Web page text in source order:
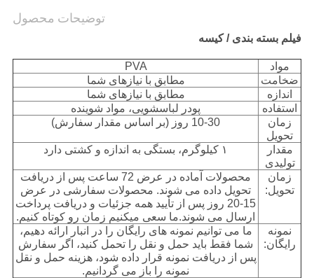
توضیحات محصول
فیلم بسته بندی / کیسه
مواد
PVA
ضخامت
مطابق با نیازهای شما
اندازه
مطابق با نیازهای شما
استفاده
پودر لباسشویی، مواد شوینده
زمان
تحویل
10-30 روز (بر اساس مقدار سفارش)
مقدار
تولیدی
۱ کیلوگرم، بستگی به اندازه و کشتی دارد
زمان
تحویل:
محصولات آماده در عرض 72 ساعت پس از دریافت
تحویل داده می شوند. محصولات سفارشی در عرض
15-20 روز پس از تأیید همه جزئیات و دریافت پرداخت
ارسال می شوند.ما سعی میکنیم زمان رو کوتاه کنیم.
نمونه
رایگان:
ما می توانیم نمونه های رایگان را در انبار ارائه دهیم،
شما فقط باید حمل و نقل را تحمل کنید، اگر سفارش
پس از دریافت نمونه قرار داده شود، هزینه حمل و نقل
نمونه را باز می گردانیم.